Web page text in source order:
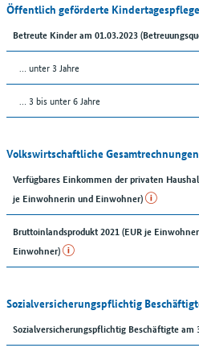
Öffentlich geförderte Kindertagespflege
Betreute Kinder am 01.03.2023
… unter 3 Jahre
… 3 bis unter 6 Jahre
Volkswirtschaftliche Gesamtrechnungen
Verfügbares Einkommen der privaten
je Einwohnerin und Einwohner)
Bruttoinlandsprodukt 2021 (EUR je
Einwohner)
Sozialversicherungspflichtig
Sozialversicherungspflichtig Beschäftigte am